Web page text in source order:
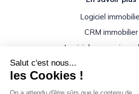
Logiciel
CRM immobilier
Logiciel agence